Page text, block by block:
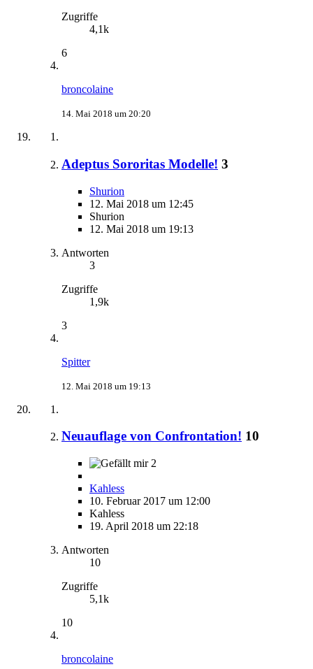
Zugriffe
4,1k
6
broncolaine
14. Mai 2018 um 20:20
Adeptus Sororitas Modelle! 3
Shurion
12. Mai 2018 um 12:45
Shurion
12. Mai 2018 um 19:13
Antworten
3
Zugriffe
1,9k
3
Spitter
12. Mai 2018 um 19:13
Neuauflage von Confrontation! 10
2
Kahless
10. Februar 2017 um 12:00
Kahless
19. April 2018 um 22:18
Antworten
10
Zugriffe
5,1k
10
broncolaine